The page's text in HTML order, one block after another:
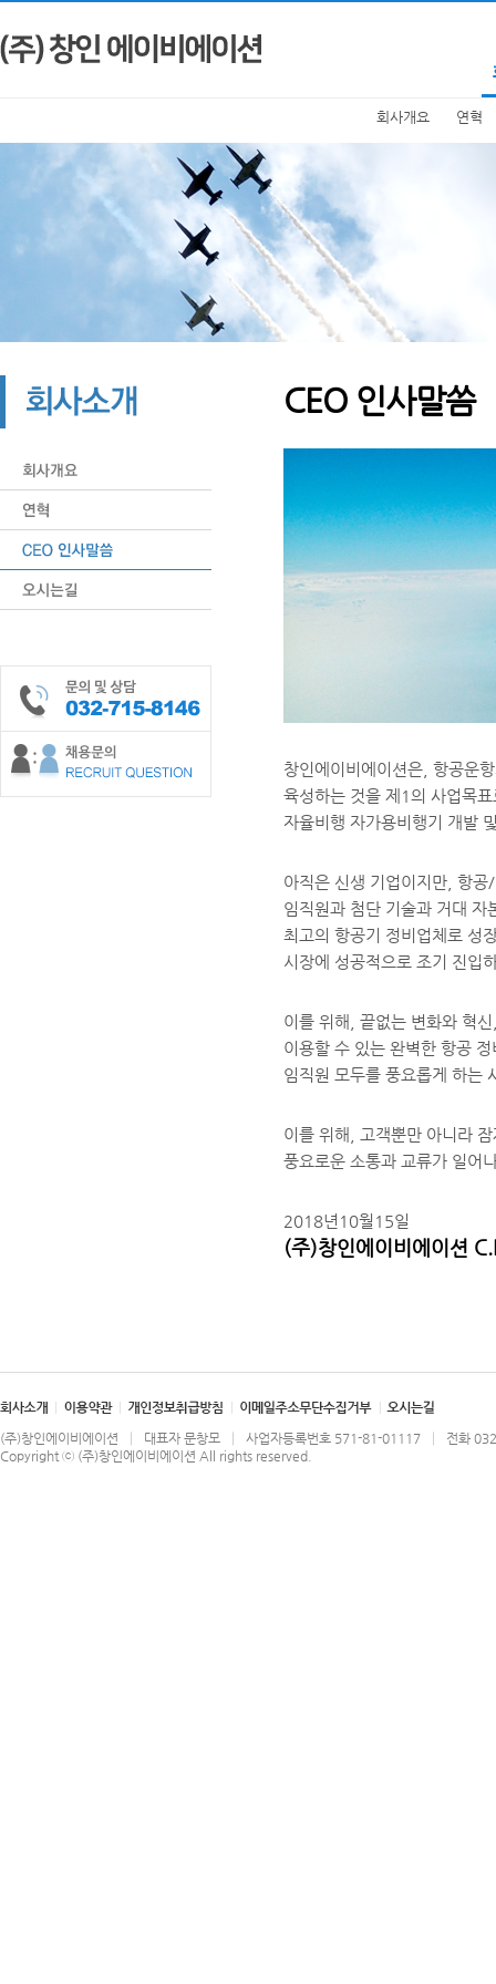
회사개요 연혁
CEO 인사말씀
창인에이비에이션은, 항공운
육성하는 것을 제1의 사업목
자율비행 자가용비행기 개발
아직은 신생 기업이지만, 항
임직원과 첨단 기술과 거대 자
최고의 항공기 정비업체로 성
시장에 성공적으로 조기 진입
이를 위해, 끝없는 변화와 혁
이용할 수 있는 완벽한 항공
임직원 모두를 풍요롭게 하는
이를 위해, 고객뿐만 아니라
풍요로운 소통과 교류가 일어
2018년10월15일
(주)창인에이비에이션
(주)창인에이비에이션 │ 대표자 문창모 │ 사업자등록번호 571-81-01117 │ 전화
Copyright ⓒ (주)창인에이비에이션 All rights reserved.